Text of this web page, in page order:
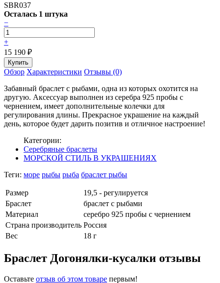
SBR037
Осталась 1 штука
−
+
15 190 ₽
Обзор Характеристики Отзывы (0)
Забавный браслет с рыбами, одна из которых охотится на
другую. Аксессуар выполнен из серебра 925 пробы с
чернением, имеет дополнительные колечки для
регулирования длины. Прекрасное украшение на каждый
день, которое будет дарить позитив и отличное настроение!
Категории:
Серебряные браслеты
МОРСКОЙ СТИЛЬ В УКРАШЕНИЯХ
Теги: море рыбы рыба браслет рыбы
Размер
19,5 - регулируется
Браслет
браслет с рыбами
Материал
серебро 925 пробы с чернением
Страна производитель Россия
Вес
18 г
Браслет Догонялки-кусалки отзывы
Оставьте отзыв об этом товаре первым!